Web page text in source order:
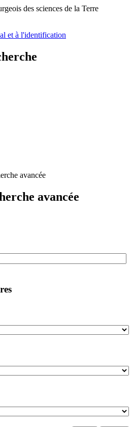
des sciences de la Terre
et à l'identification
avancée
avancée